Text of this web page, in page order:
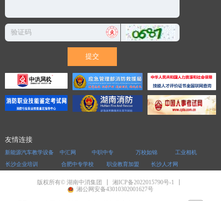
提交
友情连接
长沙企业培训 合肥中专学校
万校如锦
中汇网
新能源汽车教学设备
工业相机
职业教育加盟
中职中专
长沙人才网
版权所有© 湖南中消集团
湘ICP备2022015790号-1
湘公网安备43010302001627号